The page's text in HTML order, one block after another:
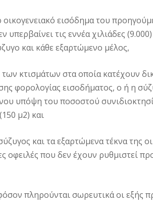
εισόδημα του
υπερβαίνει τις εννέα χιλιάδες
και κάθε εξαρτώμενο μέλος,
κτισμάτων στα οποία κατέχουν
φορολογίας εισοδήματος, ο ή η
υπόψη του ποσοστού
μ2) και
και τα εξαρτώμενα τέκνα της
οφειλές που δεν έχουν ρυθμιστεί
πληρούνται σωρευτικά οι εξής